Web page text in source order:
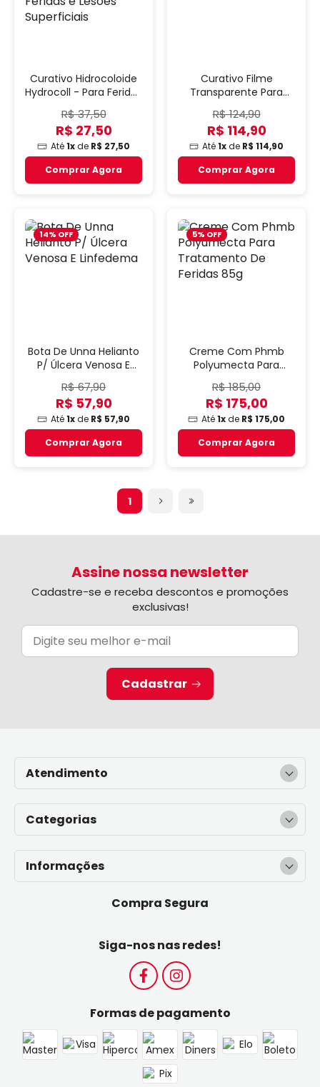
Curativo Hidrocoloide
Hydrocoll - Para Feridas
e Lesões Superficiais
R$ 37,50
R$ 27,50
Até1xde R$ 27,50
Comprar Agora
Curativo Filme
Transparente Para
Cateteres -rolo
R$ 124,90
R$ 114,90
Até1xde R$ 114,90
Comprar Agora
14% OFF
Bota De Unna Helianto
P/ Úlcera Venosa E
Linfedema
R$ 67,90
R$ 57,90
Até1xde R$ 57,90
Comprar Agora
5% OFF
Creme Com Phmb
Polyumecta Para
Tratamento De Feridas
85g
R$ 185,00
R$ 175,00
Até1xde R$ 175,00
Comprar Agora
1
Assine nossa newsletter
Cadastre-se e receba descontos e promoções
exclusivas!
Cadastrar
Categorias
Informações
Compra Segura
Atendimento
Siga-nos nas redes!
Formas de pagamento